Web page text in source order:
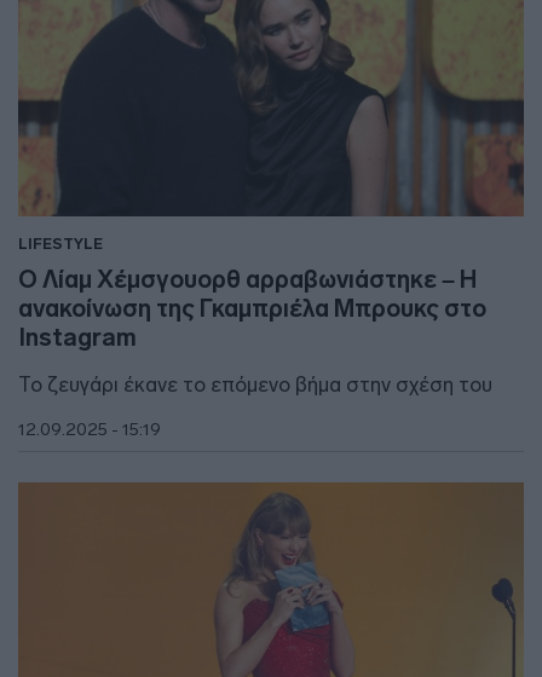
LIFESTYLE
Ο Λίαμ Χέμσγουορθ αρραβωνιάστηκε – Η
ανακοίνωση της Γκαμπριέλα Μπρουκς στο
Instagram
Το ζευγάρι έκανε το επόμενο βήμα στην σχέση του
12.09.2025 - 15:19